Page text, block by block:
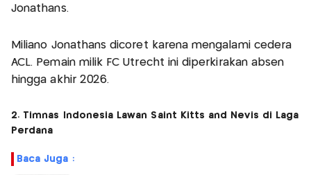
Jonathans.
Miliano Jonathans dicoret karena mengalami cedera
ACL. Pemain milik FC Utrecht ini diperkirakan absen
hingga akhir 2026.
2. Timnas Indonesia Lawan Saint Kitts and Nevis di Laga
Perdana
Baca Juga :